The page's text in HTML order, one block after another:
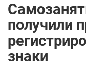
получили
знаки